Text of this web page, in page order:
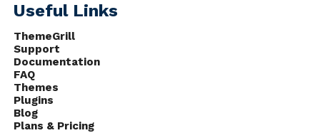
Useful Links
ThemeGrill
Support
Documentation
FAQ
Themes
Plugins
Blog
Plans & Pricing